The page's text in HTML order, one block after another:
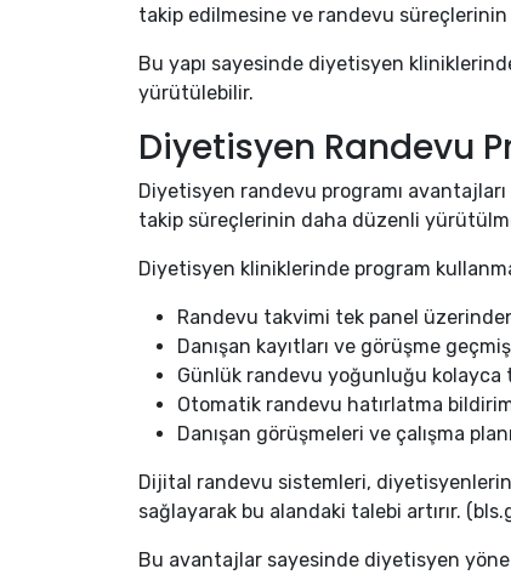
takip edilmesine ve randevu
Bu yapı sayesinde diyetisyen
yürütülebilir.
Diyetisyen Randevu
Diyetisyen randevu programı
takip süreçlerinin daha düzenli
Diyetisyen kliniklerinde program
Randevu takvimi tek panel
Danışan kayıtları ve görüşme
Günlük randevu yoğunluğu kolayca
Otomatik randevu hatırlatma
Danışan görüşmeleri ve çalışma
Dijital randevu sistemleri, diyetisyenlerin
sağlayarak bu alandaki talebi artırır.
Bu avantajlar sayesinde diyetisyen